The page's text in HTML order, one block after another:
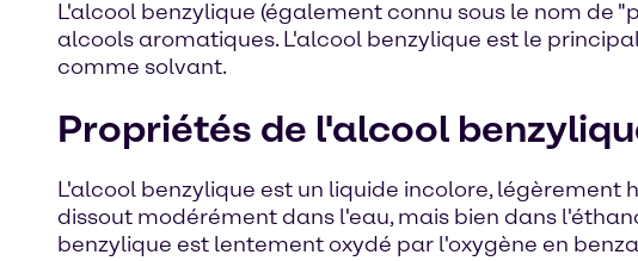
L'alcool benzylique (également connu sous le nom de
alcools aromatiques. L'alcool benzylique est le
comme solvant.
Propriétés de l'alcool
L'alcool benzylique est un liquide incolore, légèrement
dissout modérément dans l'eau, mais bien dans
benzylique est lentement oxydé par l'oxygène en